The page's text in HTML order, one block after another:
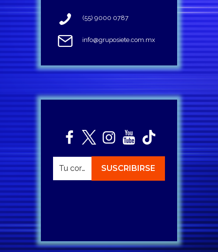
(55) 9000 0787
info@gruposiete.com.mx